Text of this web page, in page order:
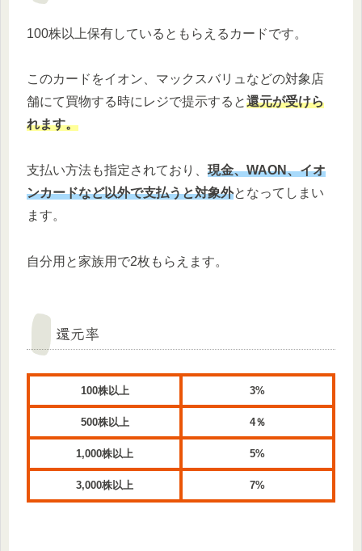
100株以上保有しているともらえるカードです。
このカードをイオン、マックスバリュなどの対象店
舗にて買物する時にレジで提示すると還元が受けら
れます。
支払い方法も指定されており、 現金、WAON、イオ
ンカードなど以外で支払うと対象外となってしまい
ます。
自分用と家族用で2枚もらえます。
還元率
100株以上 3%
500株以上 4％
1,000株以上 5%
3,000株以上 7%